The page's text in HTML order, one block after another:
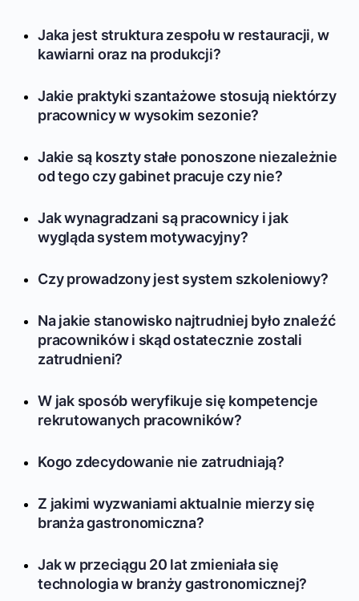
Jaka jest struktura zespołu w restauracji, w
kawiarni oraz na produkcji?
Jakie praktyki szantażowe stosują niektórzy
pracownicy w wysokim sezonie?
Jakie są koszty stałe ponoszone niezależnie
od tego czy gabinet pracuje czy nie?
Jak wynagradzani są pracownicy i jak
wygląda system motywacyjny?
Czy prowadzony jest system szkoleniowy?
Na jakie stanowisko najtrudniej było znaleźć
pracowników i skąd ostatecznie zostali
zatrudnieni?
W jak sposób weryfikuje się kompetencje
rekrutowanych pracowników?
Kogo zdecydowanie nie zatrudniają?
Z jakimi wyzwaniami aktualnie mierzy się
branża gastronomiczna?
Jak w przeciągu 20 lat zmieniała się
technologia w branży gastronomicznej?